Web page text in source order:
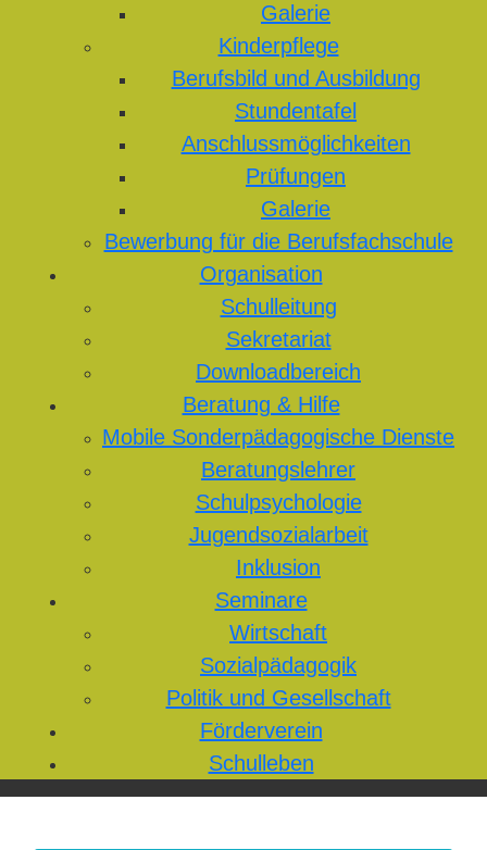
Galerie
Kinderpflege
Berufsbild und Ausbildung
Stundentafel
Anschlussmöglichkeiten
Prüfungen
Galerie
Bewerbung für die Berufsfachschule
Organisation
Schulleitung
Sekretariat
Downloadbereich
Beratung & Hilfe
Mobile Sonderpädagogische Dienste
Beratungslehrer
Schulpsychologie
Jugendsozialarbeit
Inklusion
Seminare
Wirtschaft
Sozialpädagogik
Politik und Gesellschaft
Förderverein
Schulleben